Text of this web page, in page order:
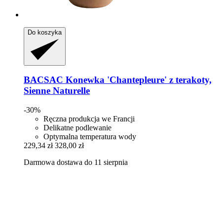
Do koszyka
BACSAC Konewka 'Chantepleure' z terakoty,
Sienne Naturelle
-30%
Ręczna produkcja we Francji
Delikatne podlewanie
Optymalna temperatura wody
229,34 zł 328,00 zł
Darmowa dostawa do 11 sierpnia